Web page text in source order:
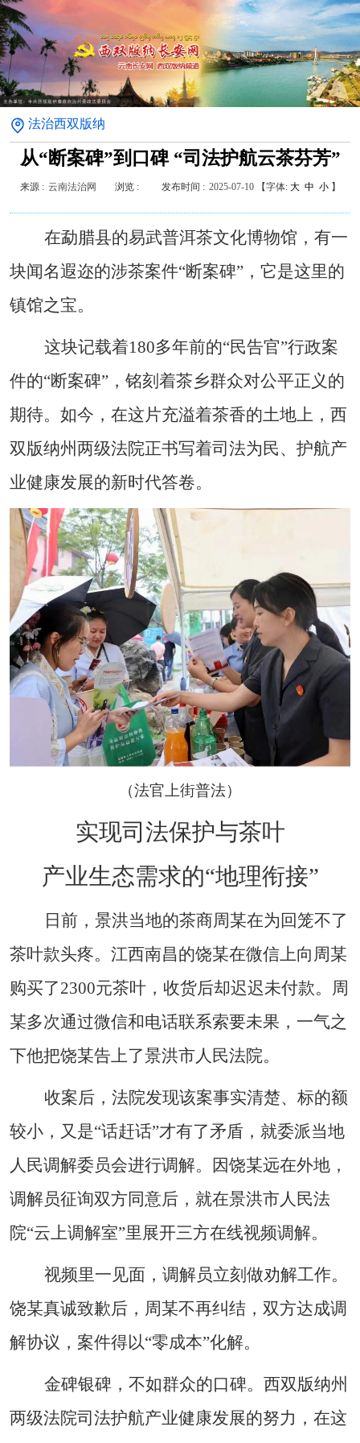
法治西双版纳
从“断案碑”到口碑 “司法护航云茶芬芳”
来源 : 云南法治网 浏览 : 发布时间 : 2025-07-10【字体: 大 中 小 】
在勐腊县的易武普洱茶文化博物馆，有一
块闻名遐迩的涉茶案件“断案碑” ，它是这里的
镇馆之宝。
这块记载着180多年前的“民告官”行政案
件的“断案碑” ，铭刻着茶乡群众对公平正义的
期待。如今，在这片充溢着茶香的土地上，西
双版纳州两级法院正书写着司法为民、护航产
业健康发展的新时代答卷。
（法官上街普法）
实现司法保护与茶叶
产业生态需求的“地理衔接”
日前，景洪当地的茶商周某在为回笼不了
茶叶款头疼。江西南昌的饶某在微信上向周某
购买了2300元茶叶，收货后却迟迟未付款。周
某多次通过微信和电话联系索要未果，一气之
下他把饶某告上了景洪市人民法院。
收案后，法院发现该案事实清楚、标的额
较小，又是“话赶话”才有了矛盾，就委派当地
人民调解委员会进行调解。因饶某远在外地，
调解员征询双方同意后，就在景洪市人民法
院“云上调解室”里展开三方在线视频调解。
视频里一见面，调解员立刻做劝解工作。
饶某真诚致歉后，周某不再纠结，双方达成调
解协议，案件得以“零成本”化解。
金碑银碑，不如群众的口碑。西双版纳州
两级法院司法护航产业健康发展的努力，在这